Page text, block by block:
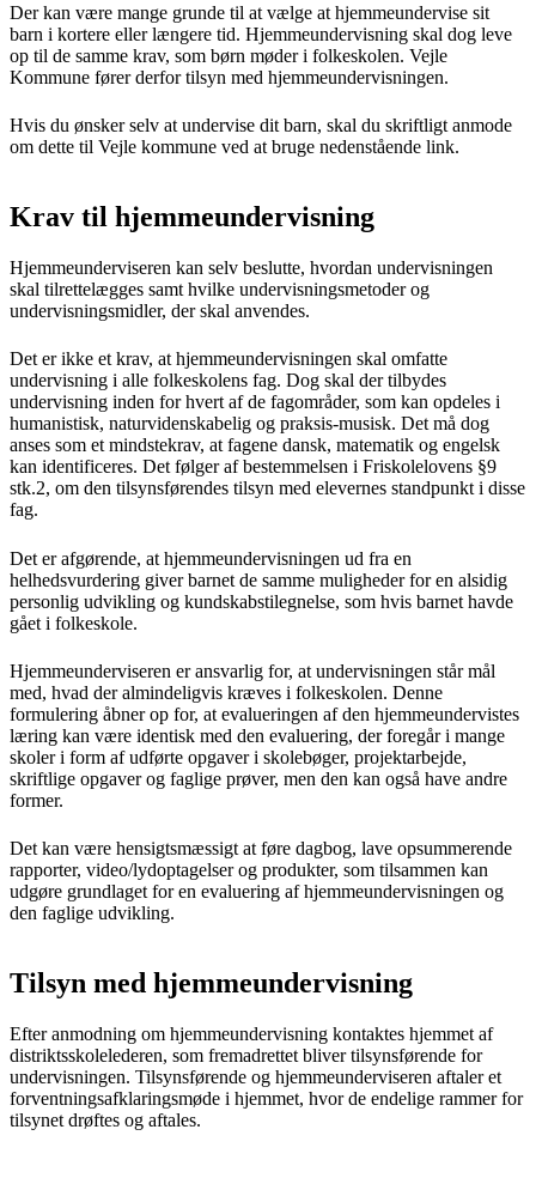
Der kan være mange grunde til at vælge at hjemmeundervise sit
barn i kortere eller længere tid. Hjemmeundervisning skal dog leve
op til de samme krav, som børn møder i folkeskolen. Vejle
Kommune fører derfor tilsyn med hjemmeundervisningen.
Hvis du ønsker selv at undervise dit barn, skal du skriftligt anmode
om dette til Vejle kommune ved at bruge nedenstående link.
Krav til hjemmeundervisning
Hjemmeunderviseren kan selv beslutte, hvordan undervisningen
skal tilrettelægges samt hvilke undervisningsmetoder og
undervisningsmidler, der skal anvendes.
Det er ikke et krav, at hjemmeundervisningen skal omfatte
undervisning i alle folkeskolens fag. Dog skal der tilbydes
undervisning inden for hvert af de fagområder, som kan opdeles i
humanistisk, naturvidenskabelig og praksis-musisk. Det må dog
anses som et mindstekrav, at fagene dansk, matematik og engelsk
kan identificeres. Det følger af bestemmelsen i Friskolelovens §9
stk.2, om den tilsynsførendes tilsyn med elevernes standpunkt i disse
fag.
Det er afgørende, at hjemmeundervisningen ud fra en
helhedsvurdering giver barnet de samme muligheder for en alsidig
personlig udvikling og kundskabstilegnelse, som hvis barnet havde
gået i folkeskole.
Hjemmeunderviseren er ansvarlig for, at undervisningen står mål
med, hvad der almindeligvis kræves i folkeskolen. Denne
formulering åbner op for, at evalueringen af den hjemmeundervistes
læring kan være identisk med den evaluering, der foregår i mange
skoler i form af udførte opgaver i skolebøger, projektarbejde,
skriftlige opgaver og faglige prøver, men den kan også have andre
former.
Det kan være hensigtsmæssigt at føre dagbog, lave opsummerende
rapporter, video/lydoptagelser og produkter, som tilsammen kan
udgøre grundlaget for en evaluering af hjemmeundervisningen og
den faglige udvikling.
Tilsyn med hjemmeundervisning
Efter anmodning om hjemmeundervisning kontaktes hjemmet af
distriktsskolelederen, som fremadrettet bliver tilsynsførende for
undervisningen. Tilsynsførende og hjemmeunderviseren aftaler et
forventningsafklaringsmøde i hjemmet, hvor de endelige rammer for
tilsynet drøftes og aftales.